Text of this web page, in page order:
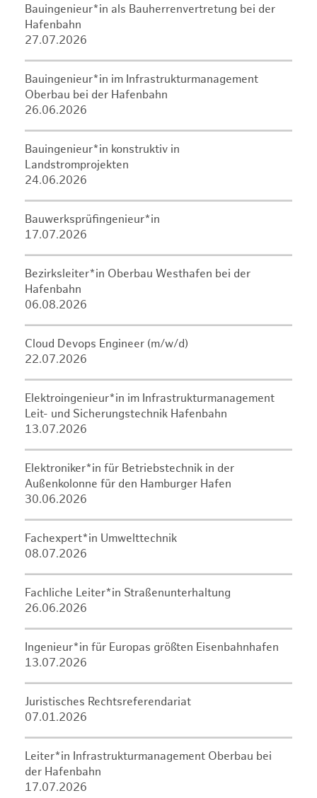
Bauingenieur*in als Bauherrenvertretung bei der
Hafenbahn
27.07.2026
Bauingenieur*in im Infrastrukturmanagement
Oberbau bei der Hafenbahn
26.06.2026
Bauingenieur*in konstruktiv in
Landstromprojekten
24.06.2026
Bauwerksprüfingenieur*in
17.07.2026
Bezirksleiter*in Oberbau Westhafen bei der
Hafenbahn
06.08.2026
Cloud Devops Engineer (m/w/d)
22.07.2026
Elektroingenieur*in im Infrastrukturmanagement
Leit- und Sicherungstechnik Hafenbahn
13.07.2026
Elektroniker*in für Betriebstechnik in der
Außenkolonne für den Hamburger Hafen
30.06.2026
Fachexpert*in Umwelttechnik
08.07.2026
Fachliche Leiter*in Straßenunterhaltung
26.06.2026
Ingenieur*in für Europas größten Eisenbahnhafen
13.07.2026
Juristisches Rechtsreferendariat
07.01.2026
Leiter*in Infrastrukturmanagement Oberbau bei
der Hafenbahn
17.07.2026